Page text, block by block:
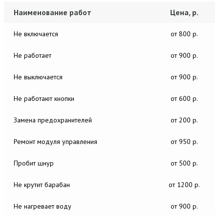
Наименование работ Цена, р.
Не включается от 800 р.
Не работает от 900 р.
Не выключается от 900 р.
Не работают кнопки от 600 р.
Замена предохранителей от 200 р.
Ремонт модуля управления от 950 р.
Пробит шнур от 500 р.
Не крутит барабан от 1200 р.
Не нагревает воду от 900 р.